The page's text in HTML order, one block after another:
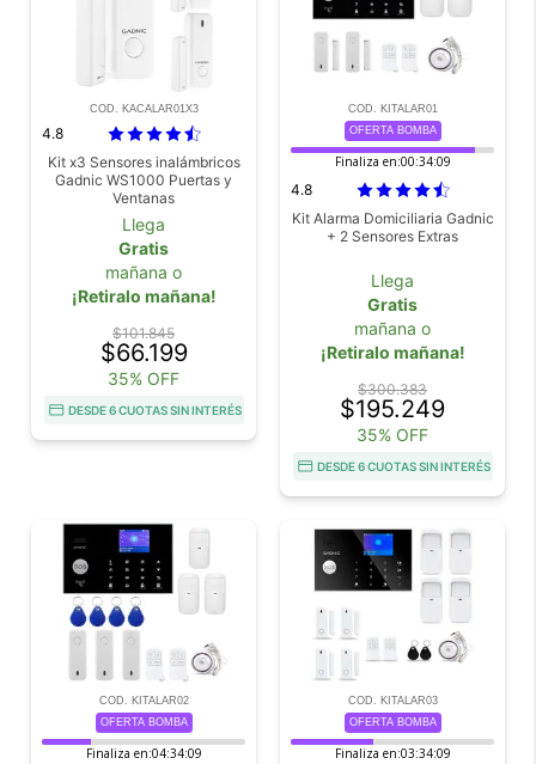
COD. KACALAR01X3
4.8
Kit x3 Sensores inalámbricos
Gadnic WS1000 Puertas y
Ventanas
Llega
Gratis
mañana o
¡Retiralo mañana!
$101.845
$66.199
35% OFF
DESDE 6 CUOTAS SIN INTERÉS
COD. KITALAR01
OFERTA BOMBA
Finaliza en:00:34:08
4.8
Kit Alarma Domiciliaria Gadnic
+ 2 Sensores Extras
Llega
Gratis
mañana o
¡Retiralo mañana!
$300.383
$195.249
35% OFF
DESDE 6 CUOTAS SIN INTERÉS
COD. KITALAR02
OFERTA BOMBA
Finaliza en:04:34:08
COD. KITALAR03
OFERTA BOMBA
Finaliza en:03:34:08